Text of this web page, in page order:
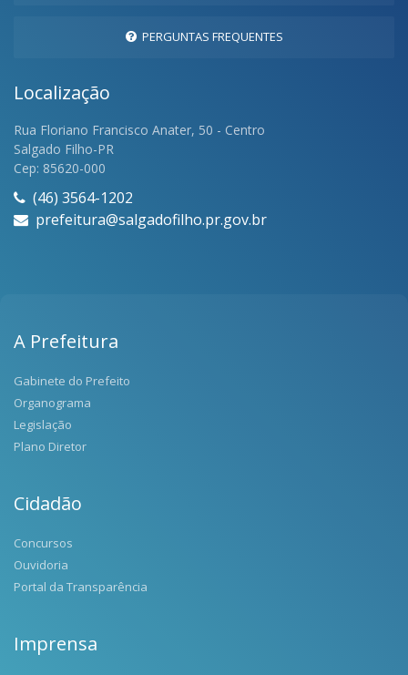
PERGUNTAS FREQUENTES
Localização
Rua Floriano Francisco Anater, 50 - Centro
Salgado Filho-PR
Cep: 85620-000
(46) 3564-1202
prefeitura@salgadofilho.pr.gov.br
A Prefeitura
Gabinete do Prefeito
Organograma
Legislação
Plano Diretor
Cidadão
Concursos
Ouvidoria
Portal da Transparência
Imprensa